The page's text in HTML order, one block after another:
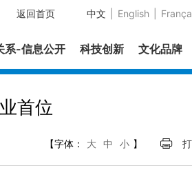
中文 English
返回首页
系-信息公开 科技创新 文化品牌
首位
【字体： 大 中 小 】